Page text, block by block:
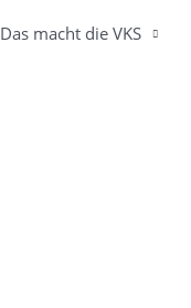
Das macht die VKS